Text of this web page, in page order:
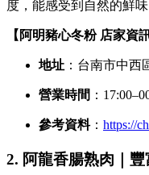
度，能感受到自然的鮮
【阿明豬心冬粉 店家資訊
地址 ：台南市中西
營業時間 ：
參考資料： https://
2. 阿龍香腸熟肉｜